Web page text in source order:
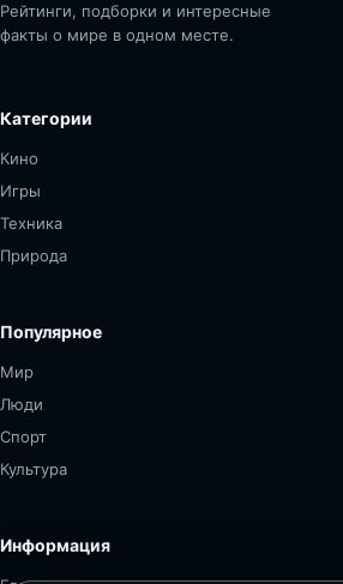
Рейтинги, подборки и интересные
факты о мире в одном месте.
Категории
Кино
Игры
Техника
Природа
Популярное
Мир
Люди
Спорт
Культура
Информация